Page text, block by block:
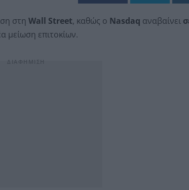
στη Wall Street, καθώς ο Nasdaq αναβαίνει
μείωση επιτοκίων.